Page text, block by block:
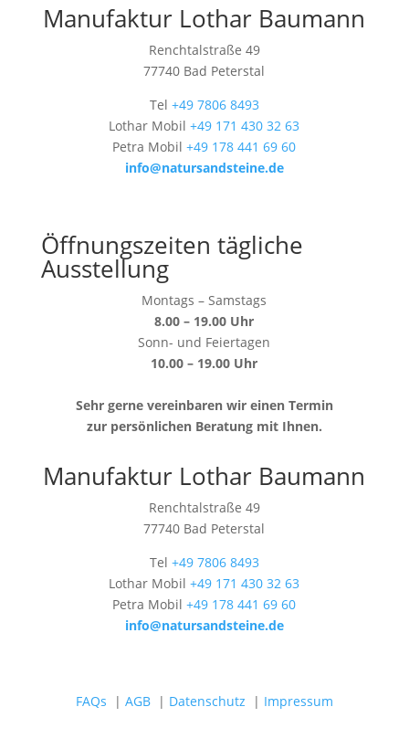
Manufaktur Lothar Baumann
Renchtalstraße 49
77740 Bad Peterstal
Tel +49 7806 8493
Lothar Mobil+49 171 430 32 63
Petra Mobil+49 178 441 69 60
info@natursandsteine.de
Öffnungszeiten tägliche
Ausstellung
Montags – Samstags
8.00 – 19.00 Uhr
Sonn- und Feiertagen
10.00 – 19.00 Uhr
Sehr gerne vereinbaren wir einen Termin
zur persönlichen Beratung mit Ihnen.
Manufaktur Lothar Baumann
Renchtalstraße 49
77740 Bad Peterstal
Tel +49 7806 8493
Lothar Mobil+49 171 430 32 63
Petra Mobil+49 178 441 69 60
info@natursandsteine.de
FAQs | AGB| Datenschutz | Impressum